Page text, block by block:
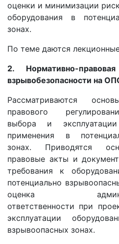
оценки и минимизации
оборудования в
зонах.
По теме даются
2. Нормативно-
взрывобезопасности на
Рассматриваются
правового
выбора и
применения в
зонах. Приводятся
правовые акты и
требования к
потенциально
оценка
ответственности при
эксплуатации
взрывоопасных зонах.